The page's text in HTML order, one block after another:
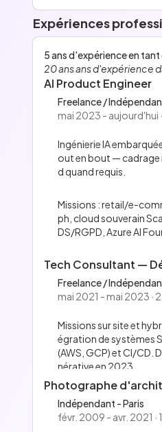
Expériences
5 ans d'expérience en tant
20 ans ans d'expérience
AI Product Engineer
Freelance /
mai 2023 - aujourd'hui
Ingénierie IA
out en bout — cadrage
d quand requis.
Missions : retail/e-
ph, cloud souverain
DS/RGPD, Azure AI
Tech Consultant —
Freelance /
mai 2021 - mai 2023 ·
Missions sur site et
égration de systèmes
(AWS, GCP) et CI/CD.
nérative en 2023.
Photographe
Indépendant - Paris
févr. 2009 - avr. 2021 ·